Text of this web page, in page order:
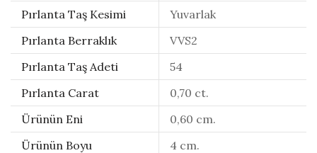
Pırlanta Taş Kesimi
Yuvarlak
Pırlanta Berraklık
VVS2
Pırlanta Taş Adeti
54
Pırlanta Carat
0,70 ct.
Ürünün Eni
0,60 cm.
Ürünün Boyu
4 cm.